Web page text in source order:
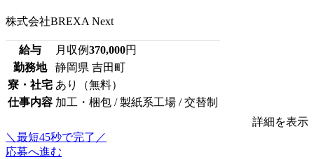
株式会社BREXA Next
給与 月収例370,000円
勤務地
静岡県 吉田町
寮・社宅 あり（無料）
仕事内容 加工・梱包 / 製紙系工場 / 交替制
詳細を表示
＼最短45秒で完了／
応募へ進む